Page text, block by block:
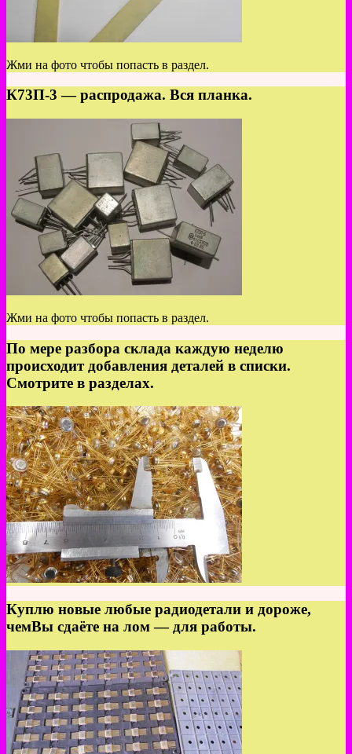
Жми на фото чтобы попасть в раздел.
К73П-3 — распродажа. Вся планка.
Жми на фото чтобы попасть в раздел.
По мере разбора склада каждую неделю
происходит добавления деталей в списки.
Смотрите в разделах.
Куплю новые любые радиодетали и дороже,
чемВы сдаёте на лом — для работы.